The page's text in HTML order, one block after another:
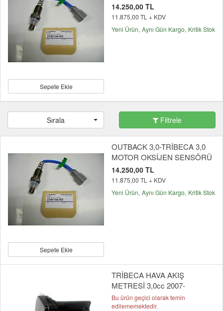
Sepete Ekle
14.250,00 TL
11.875,00 TL + KDV
Yeni Ürün Aynı Gün Kargo Kritik Stok
Sırala Filtrele
Sepete Ekle
OUTBACK 3,0-TRİBECA 3,0
MOTOR OKSİJEN SENSÖRÜ
14.250,00 TL
11.875,00 TL + KDV
Yeni Ürün Aynı Gün Kargo Kritik Stok
TRİBECA HAVA AKIŞ
METRESİ 3,0cc 2007-
Bu ürün geçici olarak temin
edilememektedir.